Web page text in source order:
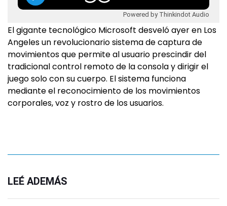
Powered by Thinkindot Audio
El gigante tecnológico Microsoft desveló ayer en Los
Angeles un revolucionario sistema de captura de
movimientos que permite al usuario prescindir del
tradicional control remoto de la consola y dirigir el
juego solo con su cuerpo. El sistema funciona
mediante el reconocimiento de los movimientos
corporales, voz y rostro de los usuarios.
LEÉ ADEMÁS